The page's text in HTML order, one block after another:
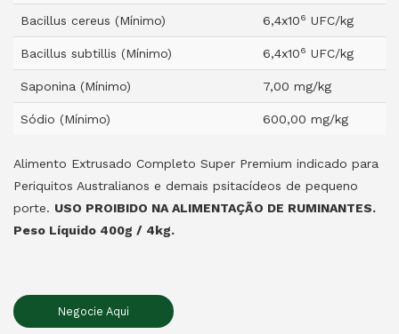
Bacillus cereus (Mínimo) 6,4x106 UFC/kg
Bacillus subtillis (Mínimo) 6,4x106 UFC/kg
Saponina (Mínimo) 7,00 mg/kg
Sódio (Mínimo) 600,00 mg/kg
Alimento Extrusado Completo Super Premium indicado para
Periquitos Australianos e demais psitacídeos de pequeno
porte. USO PROIBIDO NA ALIMENTAÇÃO DE RUMINANTES.
Peso Líquido 400g / 4kg.
Negocie Aqui